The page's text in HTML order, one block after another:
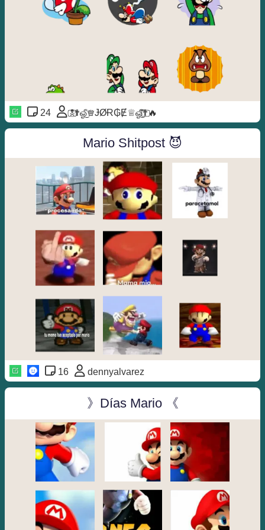
24 ☠⃢✟​ஓீ͜♕ɈØɌ₲Ɇ♕ஓீ͜͡✟⃢🔥⁩
Mario Shitpost 😈
16 dennyalvarez
》Días Mario 《